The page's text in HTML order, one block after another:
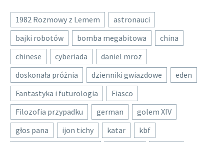
1982 Rozmowy z Lemem
astronauci
bajki robotów
bomba megabitowa
china
chinese
cyberiada
daniel mroz
doskonała próżnia
dzienniki gwiazdowe
eden
Fantastyka i futurologia
Fiasco
Filozofia przypadku
german
golem XIV
głos pana
ijon tichy katar
kbf